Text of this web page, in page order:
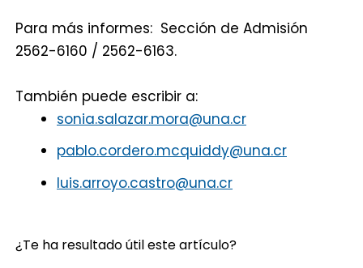
Para más informes: Sección de Admisión
2562-6160 / 2562-6163.
También puede escribir a:
sonia.salazar.mora@una.cr
pablo.cordero.mcquiddy@una.cr
luis.arroyo.castro@una.cr
¿Te ha resultado útil este artículo?